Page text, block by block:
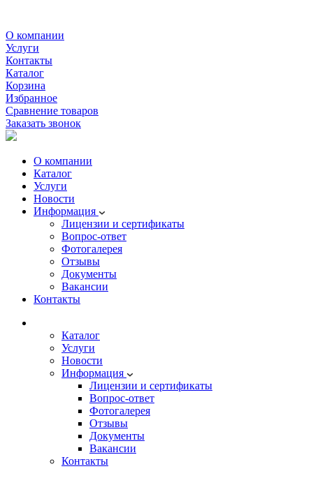
О компании
Услуги
Контакты
Каталог
Корзина
Избранное
Сравнение товаров
Заказать звонок
О компании
Каталог
Услуги
Новости
Информация
Лицензии и сертификаты
Вопрос-ответ
Фотогалерея
Отзывы
Документы
Вакансии
Контакты
Каталог
Услуги
Новости
Информация
Лицензии и сертификаты
Вопрос-ответ
Фотогалерея
Отзывы
Документы
Вакансии
Контакты